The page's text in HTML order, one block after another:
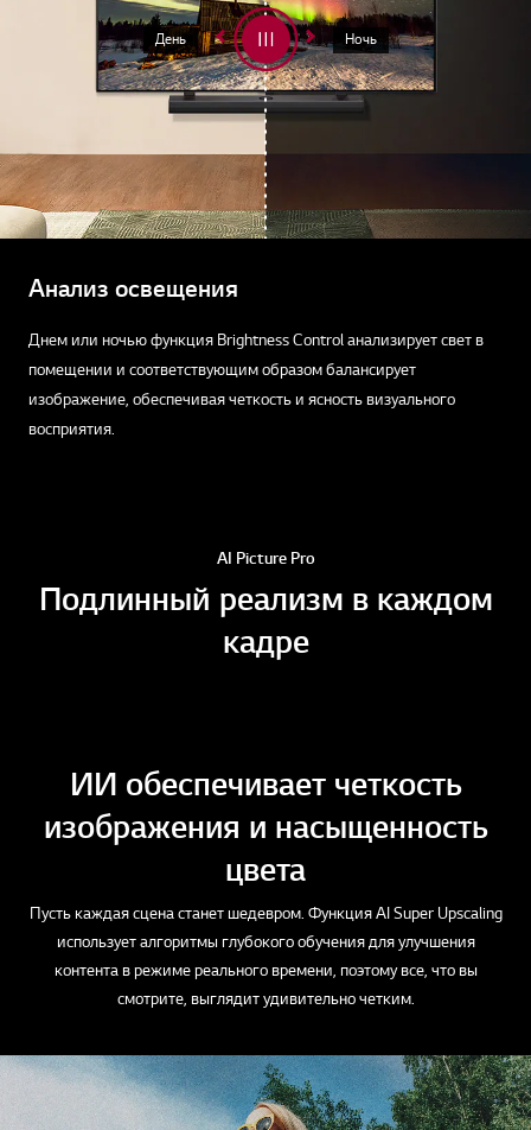
День Ночь
Анализ освещения
Днем или ночью функция Brightness Control анализирует свет в
помещении и соответствующим образом балансирует
изображение, обеспечивая четкость и ясность визуального
восприятия.
AI Picture Pro
Подлинный реализм в каждом
кадре
ИИ обеспечивает четкость
изображения и насыщенность
цвета
Пусть каждая сцена станет шедевром. Функция AI Super Upscaling
использует алгоритмы глубокого обучения для улучшения
контента в режиме реального времени, поэтому все, что вы
смотрите, выглядит удивительно четким.